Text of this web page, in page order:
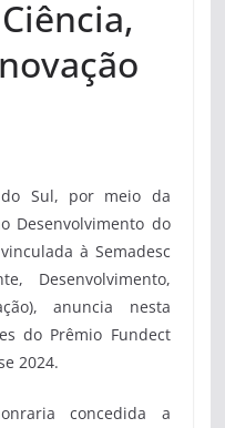
Sul, por meio da
Desenvolvimento do
à Semadesc
Desenvolvimento,
anuncia nesta
do Prêmio Fundect
2024.
concedida a